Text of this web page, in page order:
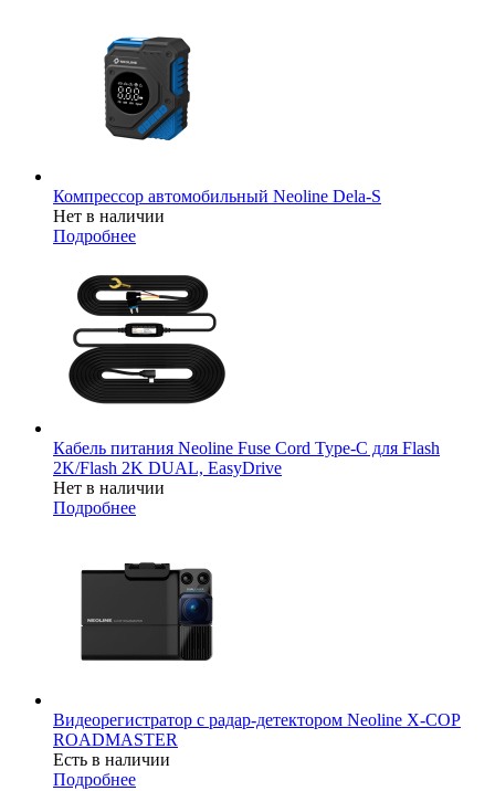
Компрессор автомобильный Neoline Dela-S
Нет в наличии
Подробнее
Кабель питания Neoline Fuse Cord Type-C для Flash
2K/Flash 2K DUAL, EasyDrive
Нет в наличии
Подробнее
Видеорегистратор с радар-детектором Neoline X-COP
ROADMASTER
Есть в наличии
Подробнее